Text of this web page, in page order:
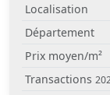
Localisation
Département
Prix moyen/m²
Transactions